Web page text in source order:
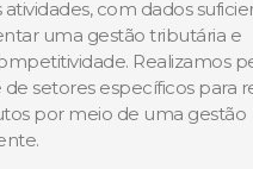
com dados
uma gestão tributária e
Realizamos
de setores específicos para
por meio de uma gestão